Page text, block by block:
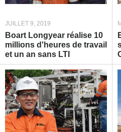
JUILLET 9, 2019
Boart Longyear réalise 10
millions d'heures de travail
et un an sans LTI